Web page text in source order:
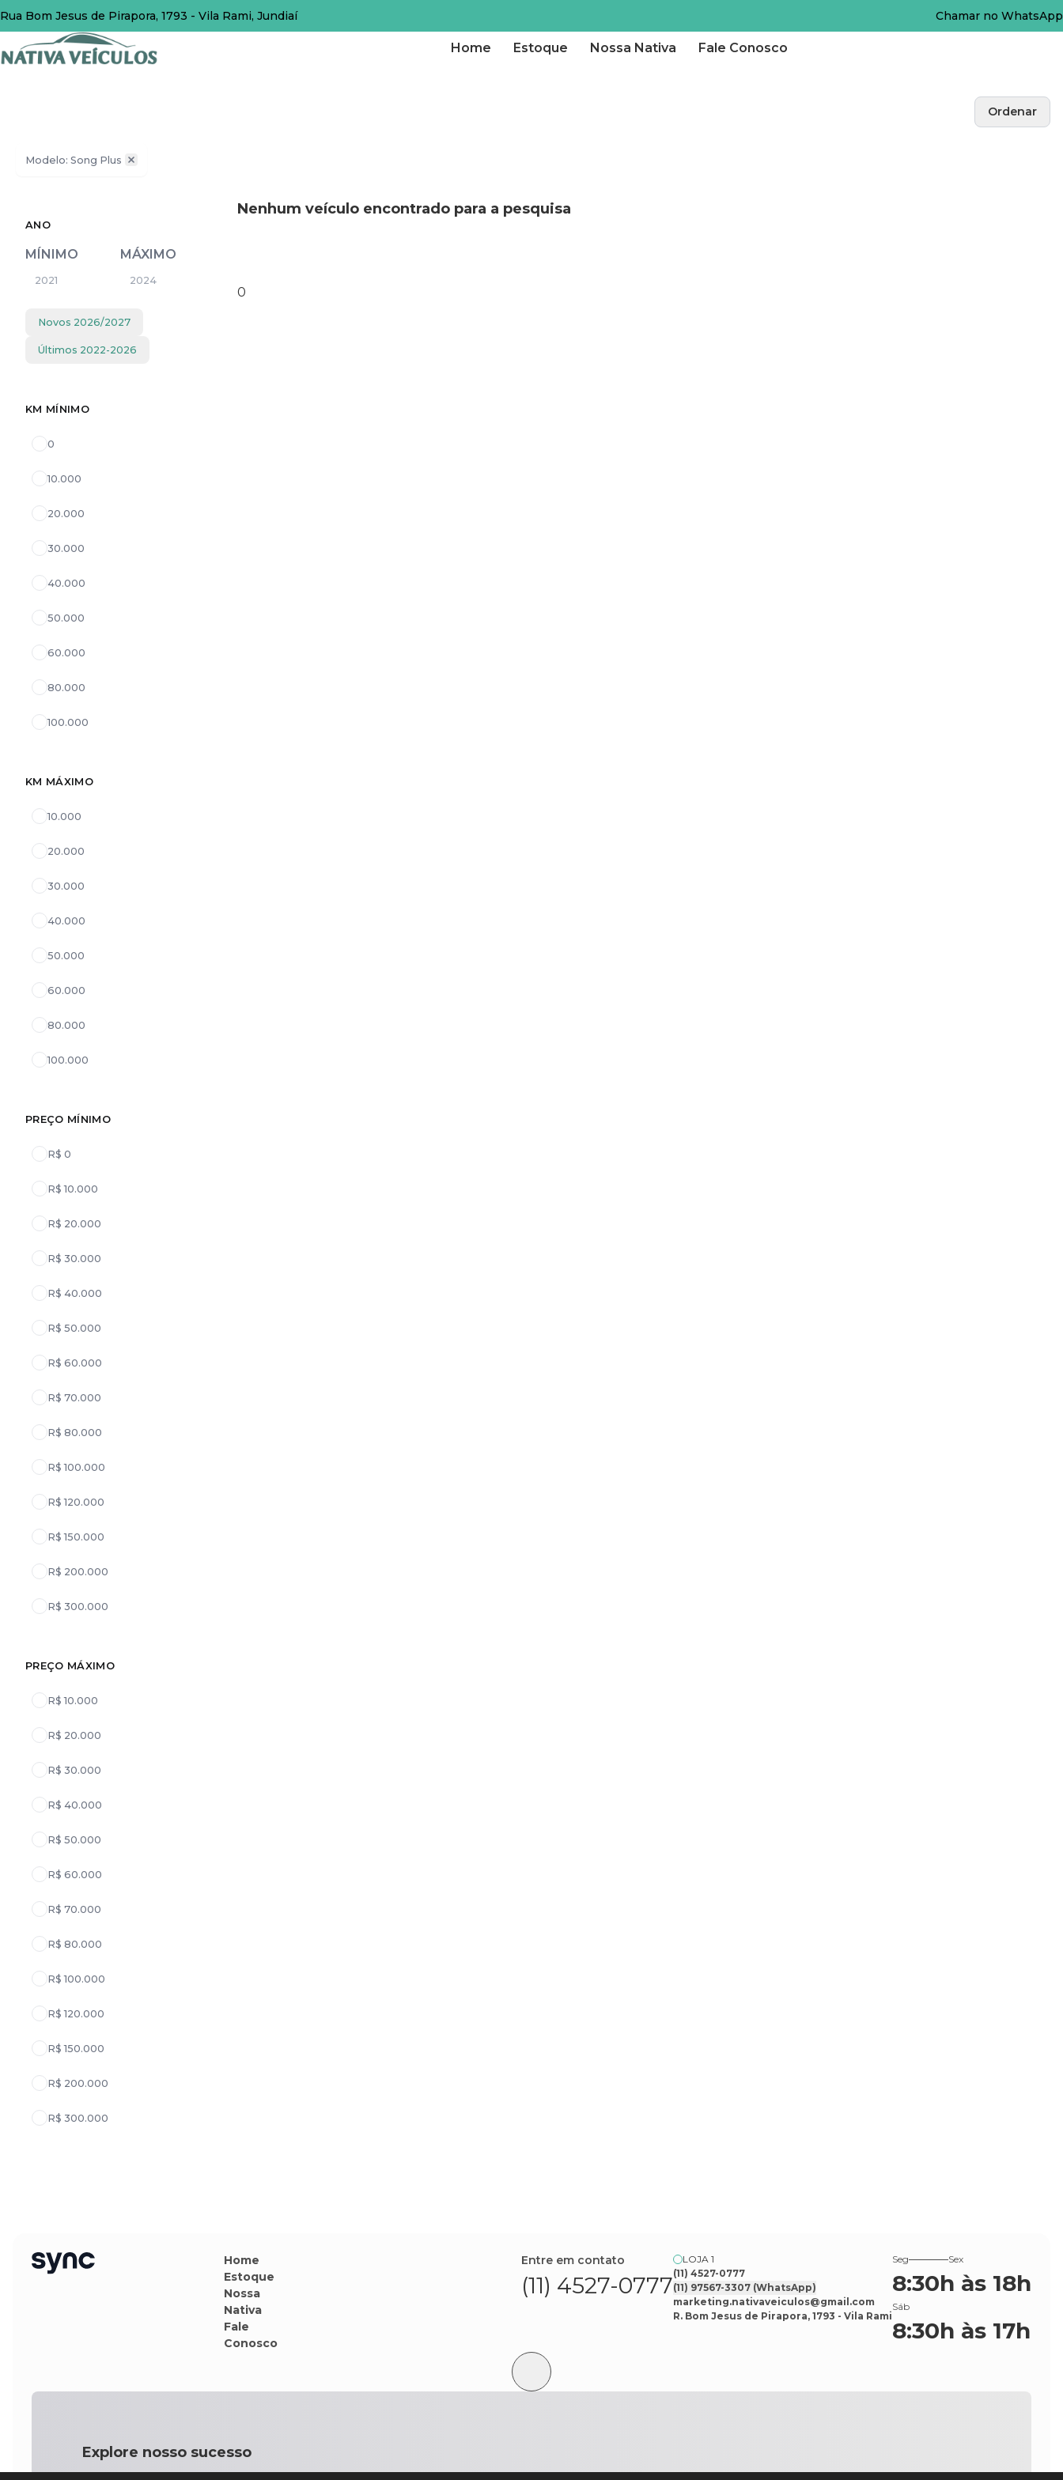
Rua Bom Jesus de Pirapora, 1793 - Vila Rami, Jundiaí Chamar no WhatsApp
Home Estoque Nossa Nativa Fale Conosco
Ordenar
Modelo: Song Plus
ANO
MÍNIMO MÁXIMO
Novos 2026/2027
Últimos 2022-2026
KM MÍNIMO
0
10.000
20.000
30.000
40.000
50.000
60.000
80.000
100.000
KM MÁXIMO
10.000
20.000
30.000
40.000
50.000
60.000
80.000
100.000
PREÇO MÍNIMO
R$ 0
R$ 10.000
R$ 20.000
R$ 30.000
R$ 40.000
R$ 50.000
R$ 60.000
R$ 70.000
R$ 80.000
R$ 100.000
R$ 120.000
R$ 150.000
R$ 200.000
R$ 300.000
PREÇO MÁXIMO
R$ 10.000
R$ 20.000
R$ 30.000
R$ 40.000
R$ 50.000
R$ 60.000
R$ 70.000
R$ 80.000
R$ 100.000
R$ 120.000
R$ 150.000
R$ 200.000
R$ 300.000
Nenhum veículo encontrado para a pesquisa
0
Home
Estoque
Nossa
Nativa
Fale
Conosco
Entre em contato
(11) 4527-0777
LOJA 1
(11) 4527-0777
(11) 97567-3307 (WhatsApp)
marketing.nativaveiculos@gmail.com
R. Bom Jesus de Pirapora, 1793 - Vila Rami
Seg Sex
8:30h às 18h
Sáb
8:30h às 17h
Explore nosso sucesso